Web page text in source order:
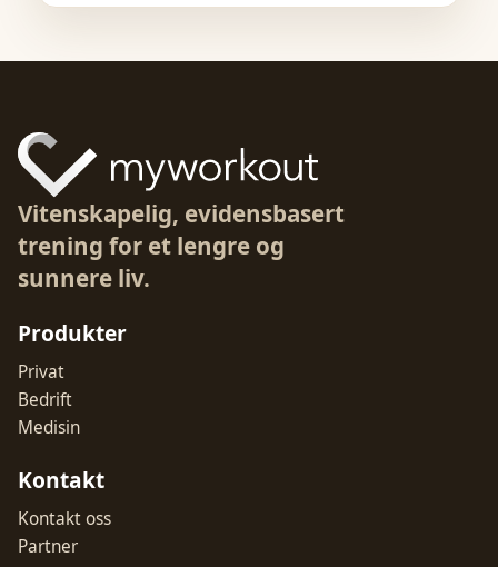
Vitenskapelig, evidensbasert
trening for et lengre og
sunnere liv.
Produkter
Privat
Bedrift
Medisin
Kontakt
Kontakt oss
Partner